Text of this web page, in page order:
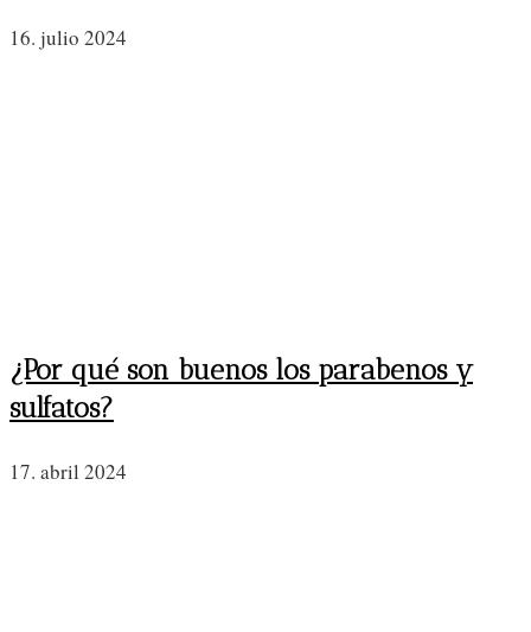
16. julio 2024
¿Por qué son buenos los parabenos y
sulfatos?
17. abril 2024